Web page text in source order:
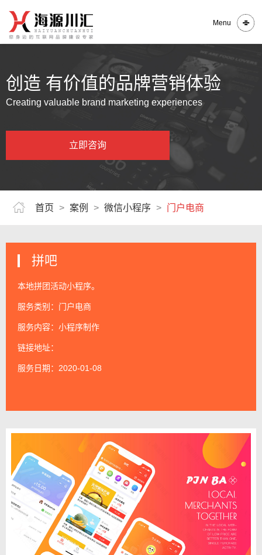
Menu
创造 有价值的品牌营销体验
Creating valuable brand marketing experiences
立即咨询
首页 > 案例 > 微信小程序 > 门户电商
拼吧
本地拼团活动小程序。
服务类别：门户电商
服务内容： 小程序制作
链接地址：
服务日期：2020-01-08